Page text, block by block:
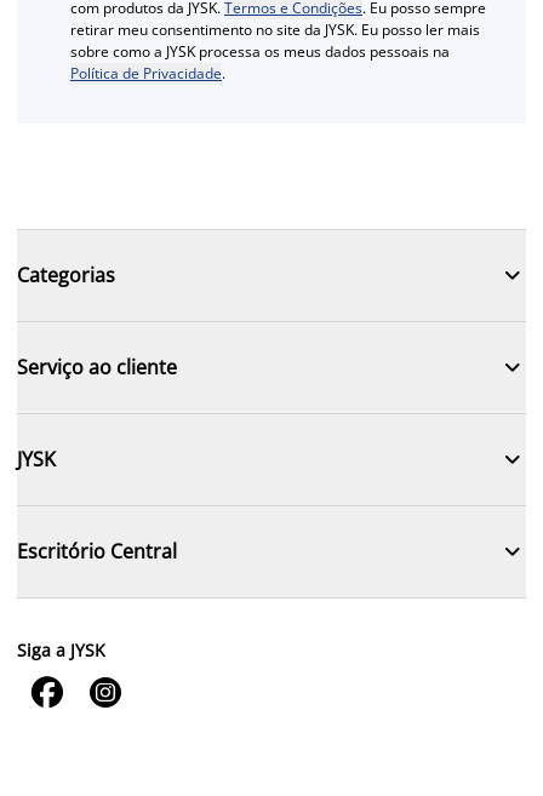
com produtos da JYSK.Termos e Condições. Eu posso sempre
retirar meu consentimento no site da JYSK. Eu posso ler mais
sobre como a JYSK processa os meus dados pessoais na
Política de Privacidade.
Categorias 
Serviço ao cliente 
JYSK 
Escritório Central 
Siga a JYSK
 